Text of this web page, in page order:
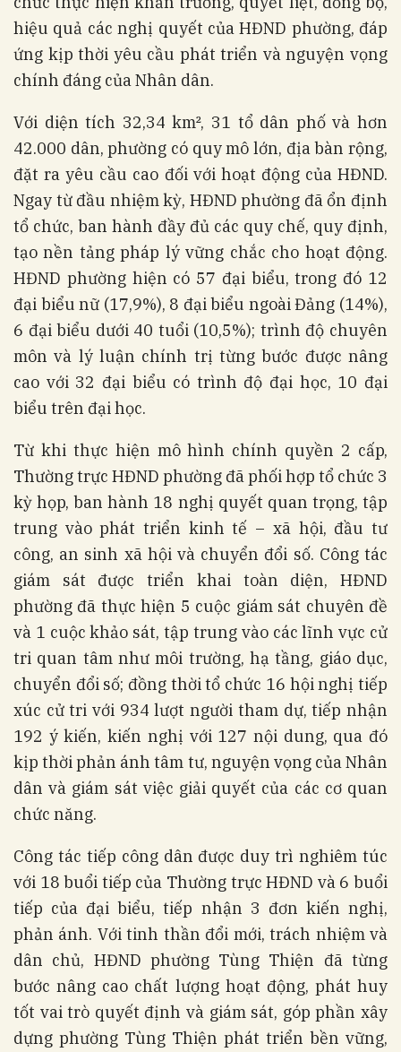
hiệu quả các nghị quyết của HĐND phường, đáp
ứng kịp thời yêu cầu phát triển và nguyện vọng
chính đáng của Nhân dân.
Với diện tích 32,34 km², 31 tổ dân phố và hơn
42.000 dân, phường có quy mô lớn, địa bàn rộng,
đặt ra yêu cầu cao đối với hoạt động của HĐND.
Ngay từ đầu nhiệm kỳ, HĐND phường đã ổn định
tổ chức, ban hành đầy đủ các quy chế, quy định,
tạo nền tảng pháp lý vững chắc cho hoạt động.
HĐND phường hiện có 57 đại biểu, trong đó 12
đại biểu nữ (17,9%), 8 đại biểu ngoài Đảng (14%),
6 đại biểu dưới 40 tuổi (10,5%); trình độ chuyên
môn và lý luận chính trị từng bước được nâng
cao với 32 đại biểu có trình độ đại học, 10 đại
biểu trên đại học.
Từ khi thực hiện mô hình chính quyền 2 cấp,
Thường trực HĐND phường đã phối hợp tổ chức 3
kỳ họp, ban hành 18 nghị quyết quan trọng, tập
trung vào phát triển kinh tế – xã hội, đầu tư
công, an sinh xã hội và chuyển đổi số. Công tác
giám sát được triển khai toàn diện, HĐND
phường đã thực hiện 5 cuộc giám sát chuyên đề
và 1 cuộc khảo sát, tập trung vào các lĩnh vực cử
tri quan tâm như môi trường, hạ tầng, giáo dục,
chuyển đổi số; đồng thời tổ chức 16 hội nghị tiếp
xúc cử tri với 934 lượt người tham dự, tiếp nhận
192 ý kiến, kiến nghị với 127 nội dung, qua đó
kịp thời phản ánh tâm tư, nguyện vọng của Nhân
dân và giám sát việc giải quyết của các cơ quan
chức năng.
Công tác tiếp công dân được duy trì nghiêm túc
với 18 buổi tiếp của Thường trực HĐND và 6 buổi
tiếp của đại biểu, tiếp nhận 3 đơn kiến nghị,
phản ánh. Với tinh thần đổi mới, trách nhiệm và
dân chủ, HĐND phường Tùng Thiện đã từng
bước nâng cao chất lượng hoạt động, phát huy
tốt vai trò quyết định và giám sát, góp phần xây
dựng phường Tùng Thiện phát triển bền vững,